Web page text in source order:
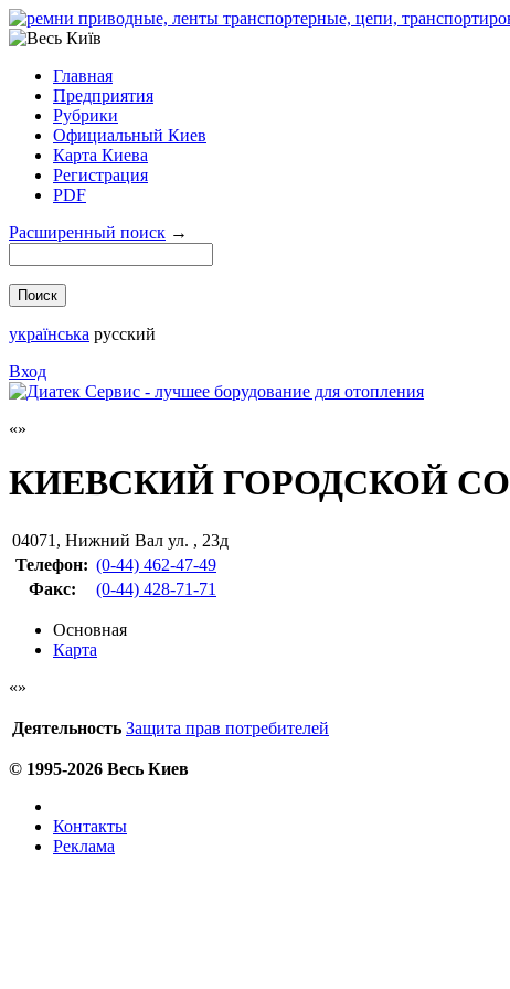
Главная
Предприятия
Рубрики
Официальный Киев
Карта Киева
Регистрация
PDF
Расширенный поиск →
українська русский
Вход
КИЕВСКИЙ ГОРОДСКОЙ
04071 , Нижний Вал ул. , 23д
Телефон: (0-44) 462-47-49
Факс: (0-44) 428-71-71
Основная
Карта
Деятельность Защита прав потребителей
© 1995-2026 Весь Киев
Контакты
Реклама